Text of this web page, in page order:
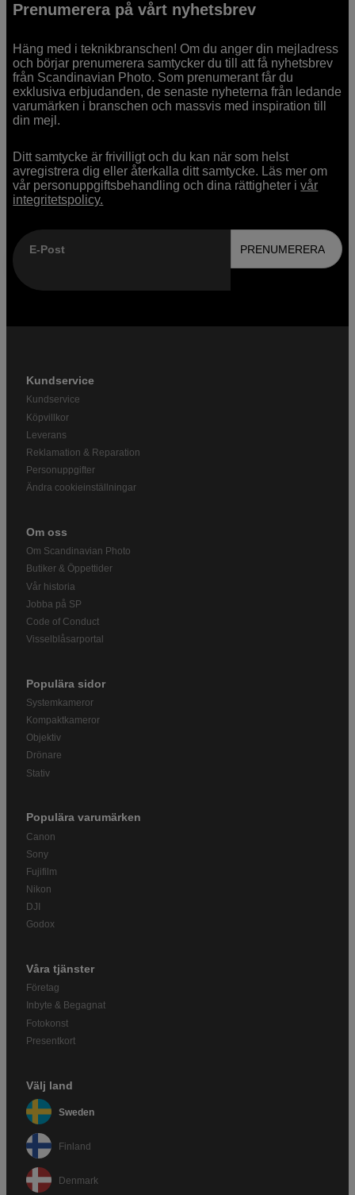
Prenumerera på vårt nyhetsbrev
Häng med i teknikbranschen! Om du anger din mejladress
och börjar prenumerera samtycker du till att få nyhetsbrev
från Scandinavian Photo. Som prenumerant får du
exklusiva erbjudanden, de senaste nyheterna från ledande
varumärken i branschen och massvis med inspiration till
din mejl.
Ditt samtycke är frivilligt och du kan när som helst
avregistrera dig eller återkalla ditt samtycke. Läs mer om
vår personuppgiftsbehandling och dina rättigheter ivår
integritetspolicy.
E-Post PRENUMERERA
Kundservice
Kundservice
Köpvillkor
Leverans
Reklamation & Reparation
Personuppgifter
Ändra cookieinställningar
Om oss
Om Scandinavian Photo
Butiker & Öppettider
Vår historia
Jobba på SP
Code of Conduct
Visselblåsarportal
Populära sidor
Systemkameror
Kompaktkameror
Objektiv
Drönare
Stativ
Populära varumärken
Canon
Sony
Fujifilm
Nikon
DJI
Godox
Våra tjänster
Företag
Inbyte & Begagnat
Fotokonst
Presentkort
Välj land
Sweden
Finland
Denmark